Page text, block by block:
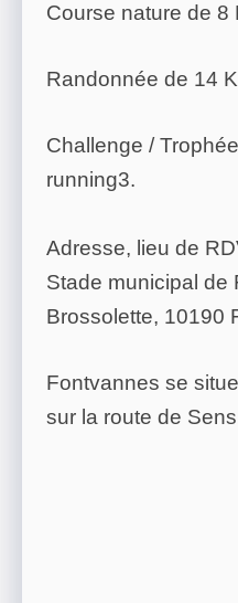
Course nature de 8
Randonnée de 14
Challenge /
running3.
Adresse, lieu de
Stade municipal de
Brossolette, 10190
Fontvannes se
sur la route de